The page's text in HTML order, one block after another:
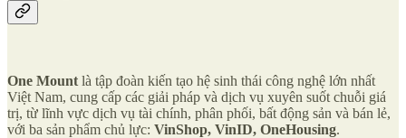
One Mount là tập đoàn kiến tạo hệ sinh thái công nghệ lớn nhất
Việt Nam, cung cấp các giải pháp và dịch vụ xuyên suốt chuỗi giá
trị, từ lĩnh vực dịch vụ tài chính, phân phối, bất động sản và bán lẻ,
với ba sản phẩm chủ lực: VinShop, VinID, OneHousing.